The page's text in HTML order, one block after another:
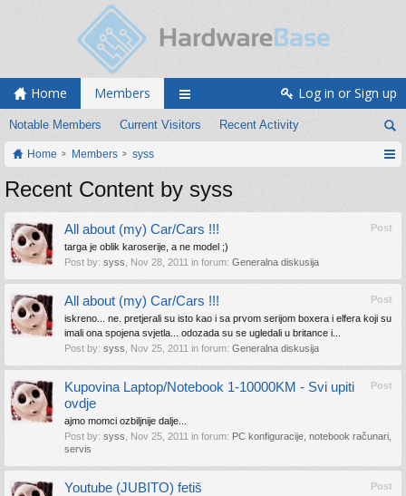
Home Members
Notable Members Current Visitors Recent Activity
Log in or Sign up
Home Members syss
Recent Content by syss
Post
All about (my) Car/Cars !!!
targa je oblik karoserije, a ne model ;)
Post by: syss Nov 28, 2011 in forum: Generalna diskusija
Post
All about (my) Car/Cars !!!
iskreno... ne. pretjerali su isto kao i sa prvom serijom boxera i elfera koji su
imali ona spojena svjetla... odozada su se ugledali u britance i...
Post by: syss Nov 25, 2011 in forum: Generalna diskusija
Post
Kupovina Laptop/Notebook 1-10000KM - Svi upiti
ovdje
ajmo momci ozbiljnije dalje...
Post by: syss Nov 25, 2011 in forum: PC konfiguracije, notebook računari,
servis
Post
Youtube (JUBITO) fetiš